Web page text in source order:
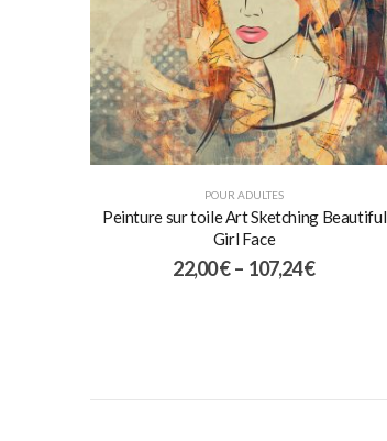
POUR ADULTES
Peinture sur toile Art Sketching Beautiful
Girl Face
22,00€ – 107,24€